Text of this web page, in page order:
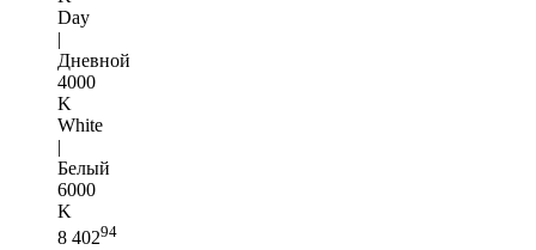
Day
|
Дневной
4000
K
White
|
Белый
6000
K
8 40294